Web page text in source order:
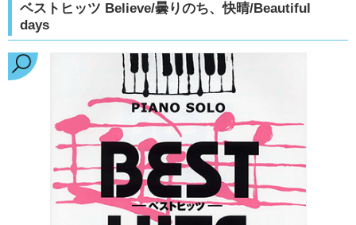
ベストヒッツ Believe/曇りのち、快晴/Beautiful
days